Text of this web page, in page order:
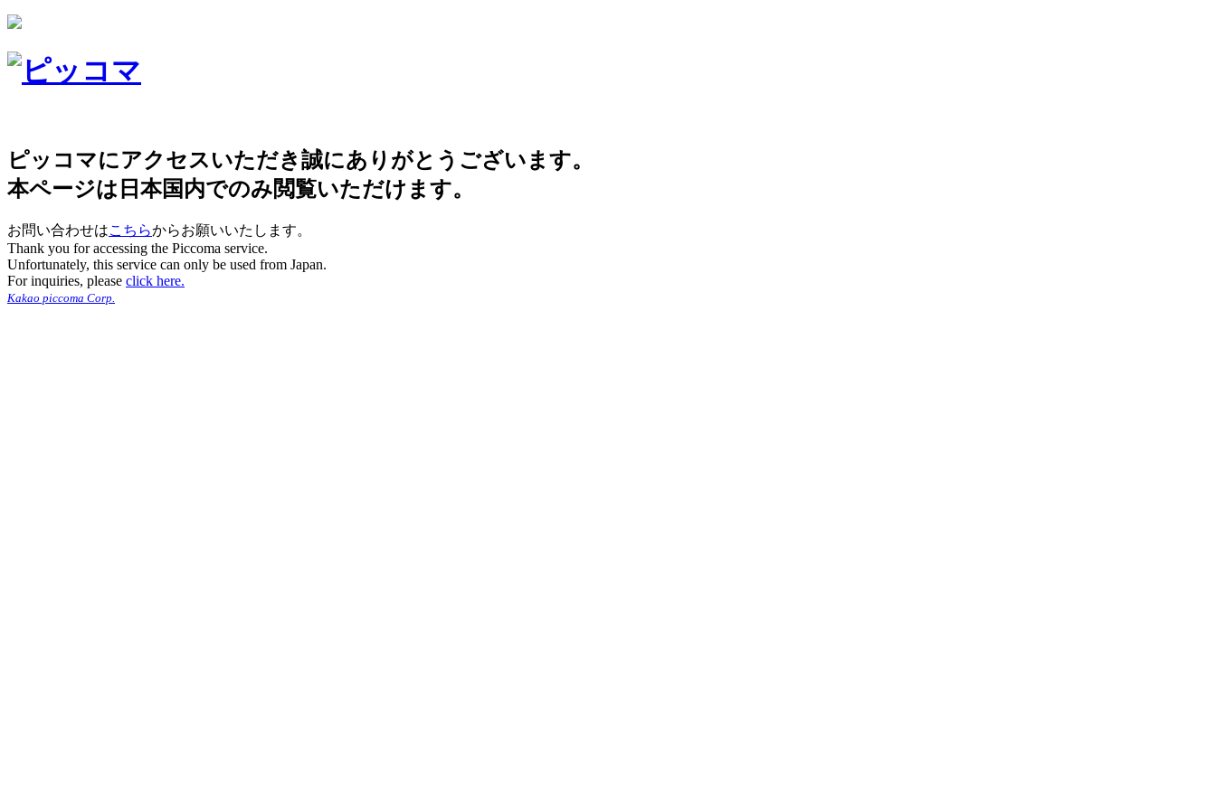
ピッコマにアクセスいただき誠にありがとうございます。
本ページは日本国内でのみ閲覧いただけます。
お問い合わせはこちらからお願いいたします。
Thank you for accessing the Piccoma service.
Unfortunately, this service can only be used from Japan.
For inquiries, please click here.
Kakao piccoma Corp.